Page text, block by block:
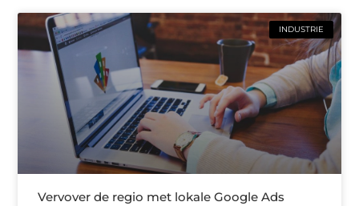
INDUSTRIE
Vervover de regio met lokale Google Ads